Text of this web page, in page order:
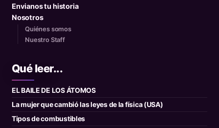
Envianos tu historia
Nosotros
Quiénes somos
Nuestro Staff
Qué leer...
EL BAILE DE LOS ÁTOMOS
La mujer que cambió las leyes de la física (USA)
Tipos de combustibles